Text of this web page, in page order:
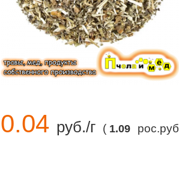
0.04 руб./г ( 1.09